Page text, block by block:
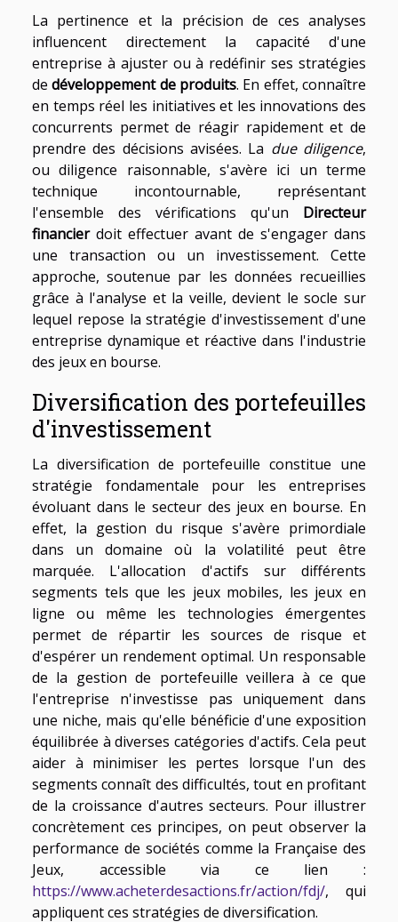
La pertinence et la précision de ces analyses
influencent directement la capacité d'une
entreprise à ajuster ou à redéfinir ses stratégies
dedéveloppement de produits. En effet, connaître
en temps réel les initiatives et les innovations des
concurrents permet de réagir rapidement et de
prendre des décisions avisées. La due diligence,
ou diligence raisonnable, s'avère ici un terme
technique incontournable, représentant
l'ensemble des vérifications qu'un Directeur
financierdoit effectuer avant de s'engager dans
une transaction ou un investissement. Cette
approche, soutenue par les données recueillies
grâce à l'analyse et la veille, devient le socle sur
lequel repose la stratégie d'investissement d'une
entreprise dynamique et réactive dans l'industrie
des jeux en bourse.
Diversification des portefeuilles
d'investissement
La diversification de portefeuille constitue une
stratégie fondamentale pour les entreprises
évoluant dans le secteur des jeux en bourse. En
effet, la gestion du risque s'avère primordiale
dans un domaine où la volatilité peut être
marquée. L'allocation d'actifs sur différents
segments tels que les jeux mobiles, les jeux en
ligne ou même les technologies émergentes
permet de répartir les sources de risque et
d'espérer un rendement optimal. Un responsable
de la gestion de portefeuille veillera à ce que
l'entreprise n'investisse pas uniquement dans
une niche, mais qu'elle bénéficie d'une exposition
équilibrée à diverses catégories d'actifs. Cela peut
aider à minimiser les pertes lorsque l'un des
segments connaît des difficultés, tout en profitant
de la croissance d'autres secteurs. Pour illustrer
concrètement ces principes, on peut observer la
performance de sociétés comme la Française des
Jeux, accessible via ce lien :
https://www.acheterdesactions.fr/action/fdj/, qui
appliquent ces stratégies de diversification.